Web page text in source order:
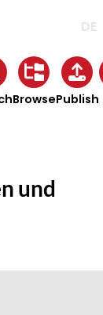
BrowsePublish
und